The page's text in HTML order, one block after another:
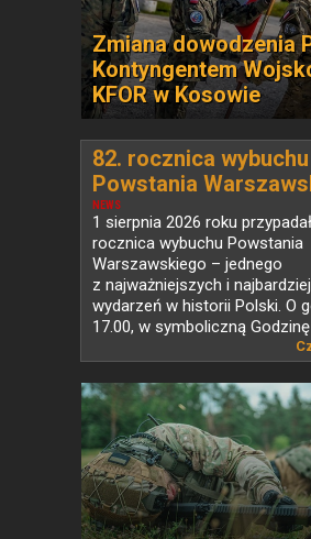
Zmiana dowodzenia
Kontyngentem
KFOR w Kosowie
NEWS
82. rocznica wybuchu
Powstania
1 sierpnia 2026 roku
rocznica wybuchu Powstania
Warszawskiego – jednego
z najważniejszych i
wydarzeń w historii Polski. O
17.00, w symboliczną Godzinę